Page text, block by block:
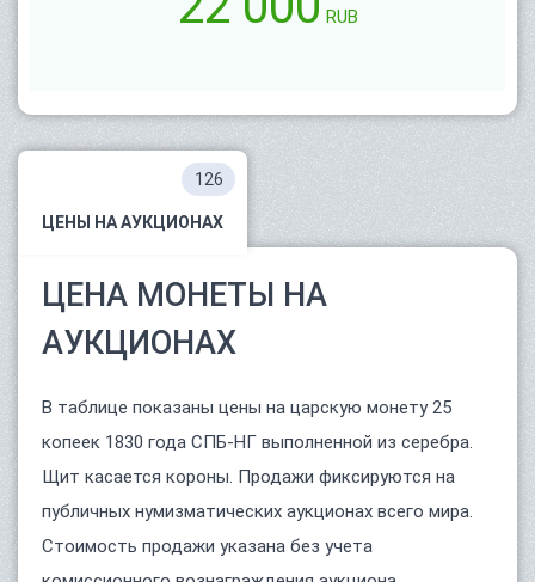
RUB
ЦЕНЫ НА АУКЦИОНАХ
126
ЦЕНА МОНЕТЫ НА
АУКЦИОНАХ
В таблице показаны цены на царскую монету 25
копеек 1830 года СПБ-НГ выполненной из серебра.
Щит касается короны. Продажи фиксируются на
публичных нумизматических аукционах всего мира.
Стоимость продажи указана без учета